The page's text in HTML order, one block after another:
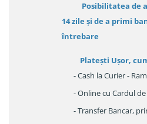
Posibilitatea de
14 zileși de a primi
întrebare
Platești Ușor,
- Cash la Curier -
- Online cu Cardul
- Transfer Bancar,